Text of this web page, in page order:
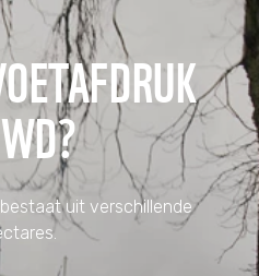
uit verschillende